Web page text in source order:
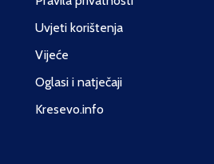
Uvjeti korištenja
Vijeće
Oglasi i natječaji
Kresevo.info